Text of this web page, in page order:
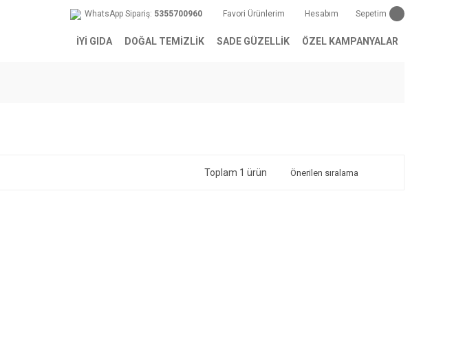
WhatsApp Sipariş: 5355700960 Favori Ürünlerim Hesabım Sepetim
İYİ GIDA DOĞAL TEMİZLİK SADE GÜZELLİK ÖZEL KAMPANYALAR
Toplam 1 ürün